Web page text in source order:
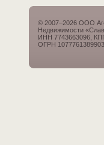
© 2007–2026 ООО
Недвижимости
ИНН 7743663096,
ОГРН 1077761389903